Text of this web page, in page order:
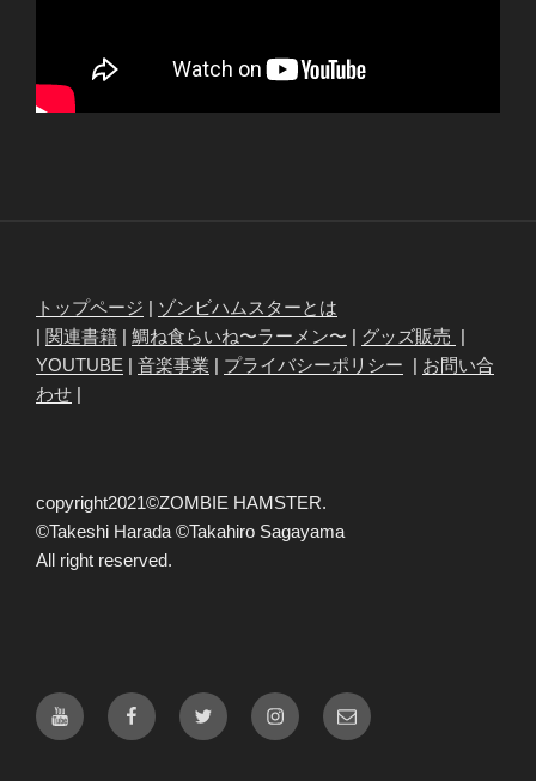
トップページ | ゾンビハムスターとは
| 関連書籍 | 鯛ね食らいね〜ラーメン〜 | グッズ販売 |
YOUTUBE | 音楽事業 | プライバシーポリシー | お問い合
わせ |
copyright2021©ZOMBIE HAMSTER.
©Takeshi Harada ©Takahiro Sagayama
All right reserved.
YOUTUBEFacebookTwitter InstagramMAIL